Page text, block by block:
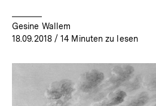
Gesine Wallem
18.09.2018/ 14 Minuten zu lesen